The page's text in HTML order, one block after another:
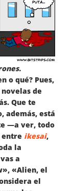
o qué? Pues,
de
Que te
además, está
—a ver, todo
entre ikesai,
la
a
«Alien, el
el